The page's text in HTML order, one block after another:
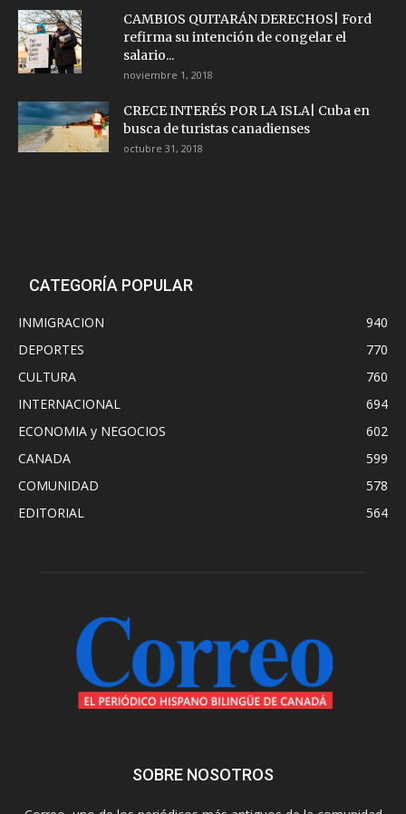
CAMBIOS QUITARÁN DERECHOS| Ford
refirma su intención de congelar el
salario...
noviembre 1, 2018
CRECE INTERÉS POR LA ISLA| Cuba en
busca de turistas canadienses
octubre 31, 2018
CATEGORÍA POPULAR
INMIGRACION
940
DEPORTES
770
CULTURA
760
INTERNACIONAL
694
ECONOMIA y NEGOCIOS
602
CANADA
599
COMUNIDAD
578
EDITORIAL
564
SOBRE NOSOTROS